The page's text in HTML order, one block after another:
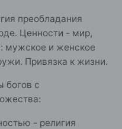
преобладания
Ценности - мир,
мужское и женское
Привязка к жизни.
богов с
- религия